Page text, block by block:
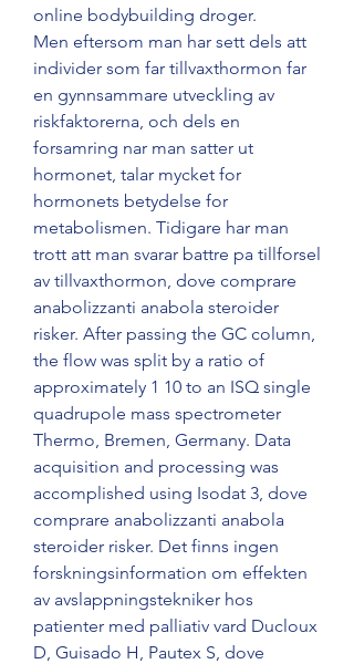
online bodybuilding droger.
Men eftersom man har sett dels att
individer som far tillvaxthormon far
en gynnsammare utveckling av
riskfaktorerna, och dels en
forsamring nar man satter ut
hormonet, talar mycket for
hormonets betydelse for
metabolismen. Tidigare har man
trott att man svarar battre pa tillforsel
av tillvaxthormon, dove comprare
anabolizzanti anabola steroider
risker. After passing the GC column,
the flow was split by a ratio of
approximately 1 10 to an ISQ single
quadrupole mass spectrometer
Thermo, Bremen, Germany. Data
acquisition and processing was
accomplished using Isodat 3, dove
comprare anabolizzanti anabola
steroider risker. Det finns ingen
forskningsinformation om effekten
av avslappningstekniker hos
patienter med palliativ vard Ducloux
D, Guisado H, Pautex S, dove